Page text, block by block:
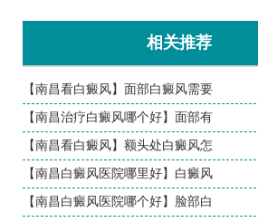
相关推荐
【南昌看白癜风】面部白癜风需要
【南昌治疗白癜风哪个好】面部有
【南昌看白癜风】额头处白癜风怎
【南昌白癜风医院哪里好】白癜风
【南昌白癜风医院哪个好】脸部白